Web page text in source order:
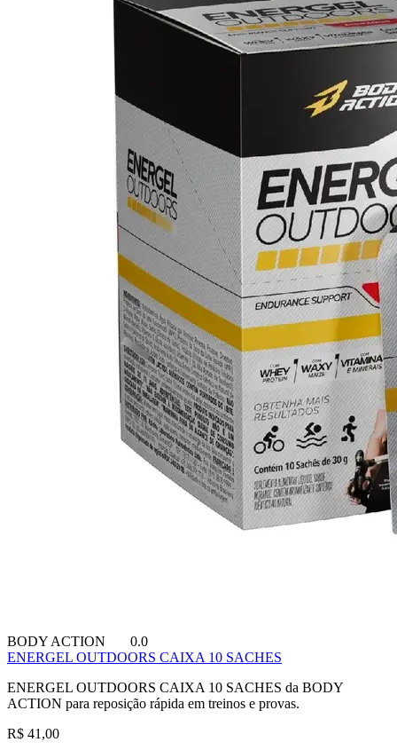
BODY ACTION
0.0
ENERGEL OUTDOORS CAIXA 10 SACHES
ENERGEL OUTDOORS CAIXA 10 SACHES da BODY
ACTION para reposição rápida em treinos e provas.
R$ 41,00